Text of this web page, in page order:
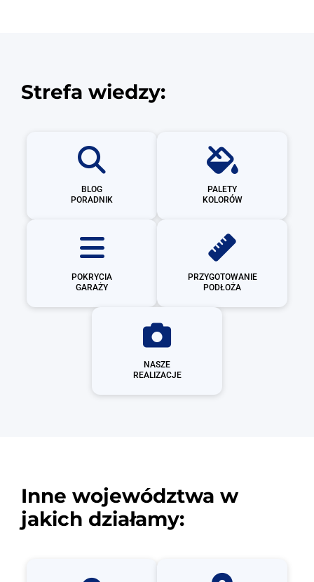
Strefa wiedzy:
BLOG
PORADNIK
PALETY
KOLORÓW
POKRYCIA
GARAŻY
PRZYGOTOWANIE
PODŁOŻA
NASZE
REALIZACJE
Inne województwa w
jakich działamy: